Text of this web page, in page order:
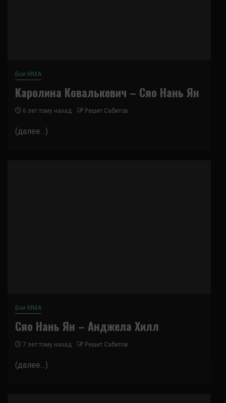
Бои ММА
Каролина Ковалькевич – Сяо Нань Ян
6 лет тому назад Решит Сабитов
(далее…)
Бои ММА
Сяо Нань Ян – Анджела Хилл
7 лет тому назад Решит Сабитов
(далее…)